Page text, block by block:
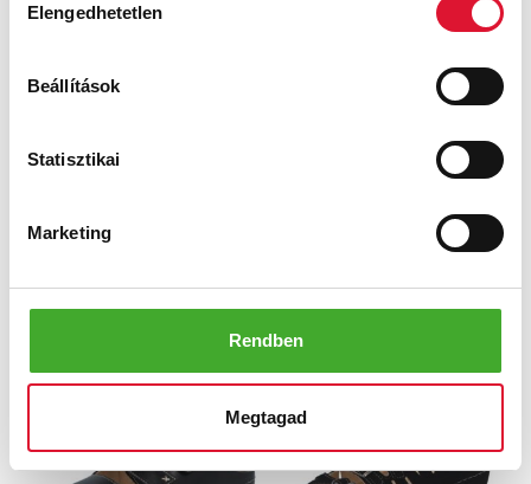
kiválasztása
Elengedhetetlen
Beállítások
Statisztikai
Marketing
Rendben
Megtagad
Allegro Fabian